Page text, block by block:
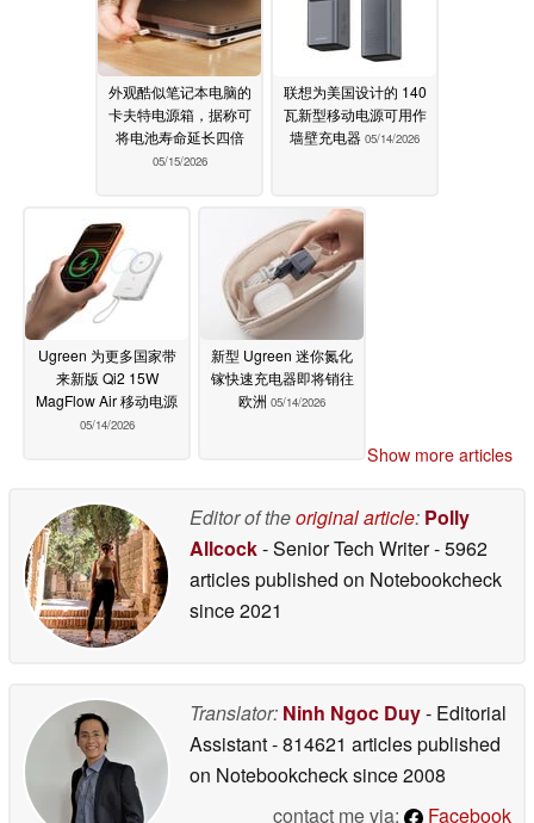
外观酷似笔记本电脑的
卡夫特电源箱，据称可
将电池寿命延长四倍
05/15/2026
联想为美国设计的 140
瓦新型移动电源可用作
墙壁充电器 05/14/2026
Ugreen 为更多国家带
来新版 Qi2 15W
MagFlow Air 移动电源
05/14/2026
新型 Ugreen 迷你氮化
镓快速充电器即将销往
欧洲 05/14/2026
Show more articles
Editor of theoriginal article: Polly
Allcock- Senior Tech Writer- 5962
articles published on Notebookcheck
since 2021
Translator: Ninh Ngoc Duy- Editorial
Assistant- 814621 articles published
on Notebookchecksince 2008
contact me via:
Facebook